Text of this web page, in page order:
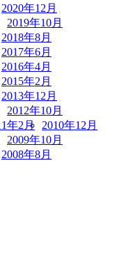
2020年12月
2019年10月
2018年8月
2017年6月
2016年4月
2015年2月
2013年12月
2012年10月
年2月
2010年12月
2009年10月
2008年8月